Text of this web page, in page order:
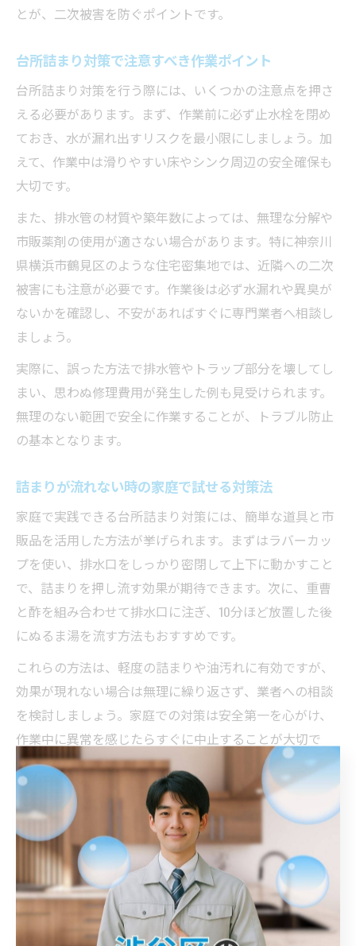
とが、二次被害を防ぐポイントです。
台所詰まり対策で注意すべき作業ポイント
台所詰まり対策を行う際には、いくつかの注意点を押さ
える必要があります。まず、作業前に必ず止水栓を閉め
ておき、水が漏れ出すリスクを最小限にしましょう。加
えて、作業中は滑りやすい床やシンク周辺の安全確保も
大切です。
また、排水管の材質や築年数によっては、無理な分解や
市販薬剤の使用が適さない場合があります。特に神奈川
県横浜市鶴見区のような住宅密集地では、近隣への二次
被害にも注意が必要です。作業後は必ず水漏れや異臭が
ないかを確認し、不安があればすぐに専門業者へ相談し
ましょう。
実際に、誤った方法で排水管やトラップ部分を壊してし
まい、思わぬ修理費用が発生した例も見受けられます。
無理のない範囲で安全に作業することが、トラブル防止
の基本となります。
詰まりが流れない時の家庭で試せる対策法
家庭で実践できる台所詰まり対策には、簡単な道具と市
販品を活用した方法が挙げられます。まずはラバーカッ
プを使い、排水口をしっかり密閉して上下に動かすこと
で、詰まりを押し流す効果が期待できます。次に、重曹
と酢を組み合わせて排水口に注ぎ、10分ほど放置した後
にぬるま湯を流す方法もおすすめです。
これらの方法は、軽度の詰まりや油汚れに有効ですが、
効果が現れない場合は無理に繰り返さず、業者への相談
を検討しましょう。家庭での対策は安全第一を心がけ、
作業中に異常を感じたらすぐに中止することが大切で
す。
実際の利用者からは、「重曹と酢を使った方法でキッチ
ンの流れが改善した」といった声もあり、簡単な対策で
も十分な効果が期待できることがわかります。家庭での
工夫で詰まりが解消できるか、まずは試してみると良い
でしょう。